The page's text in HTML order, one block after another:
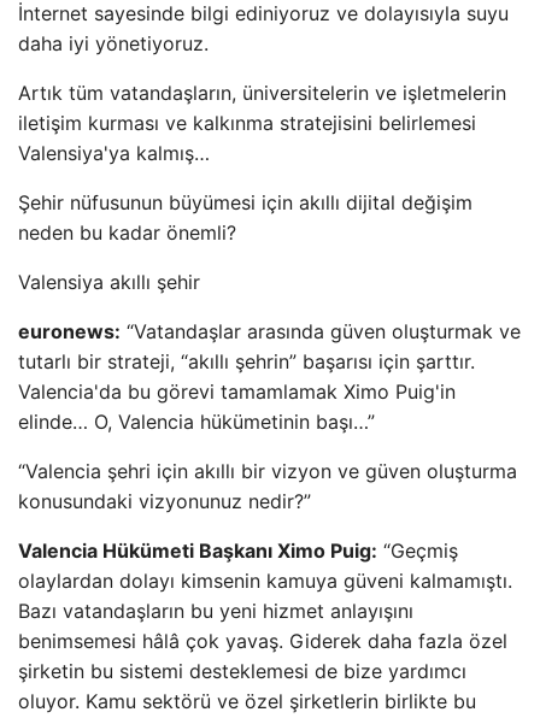
İnternet sayesinde bilgi ediniyoruz ve dolayısıyla suyu
daha iyi yönetiyoruz.
Artık tüm vatandaşların, üniversitelerin ve işletmelerin
iletişim kurması ve kalkınma stratejisini belirlemesi
Valensiya'ya kalmış…
Şehir nüfusunun büyümesi için akıllı dijital değişim
neden bu kadar önemli?
Valensiya akıllı şehir
euronews: “Vatandaşlar arasında güven oluşturmak ve
tutarlı bir strateji, “akıllı şehrin” başarısı için şarttır.
Valencia'da bu görevi tamamlamak Ximo Puig'in
elinde… O, Valencia hükümetinin başı…”
“Valencia şehri için akıllı bir vizyon ve güven oluşturma
konusundaki vizyonunuz nedir?”
Valencia Hükümeti Başkanı Ximo Puig: “Geçmiş
olaylardan dolayı kimsenin kamuya güveni kalmamıştı.
Bazı vatandaşların bu yeni hizmet anlayışını
benimsemesi hâlâ çok yavaş. Giderek daha fazla özel
şirketin bu sistemi desteklemesi de bize yardımcı
oluyor. Kamu sektörü ve özel şirketlerin birlikte bu